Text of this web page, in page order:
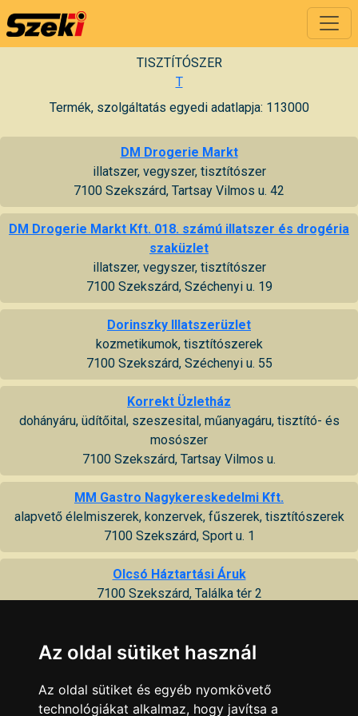
TISZTÍTÓSZER
T
Termék, szolgáltatás egyedi adatlapja: 113000
DM Drogerie Markt
illatszer, vegyszer, tisztítószer
7100 Szekszárd, Tartsay Vilmos u. 42
DM Drogerie Markt Kft. 018. számú illatszer és drogéria
szaküzlet
illatszer, vegyszer, tisztítószer
7100 Szekszárd, Széchenyi u. 19
Dorinszky Illatszerüzlet
kozmetikumok, tisztítószerek
7100 Szekszárd, Széchenyi u. 55
Korrekt Üzletház
dohányáru, üdítőital, szeszesital, műanyagáru, tisztító- és
mosószer
7100 Szekszárd, Tartsay Vilmos u.
MM Gastro Nagykereskedelmi Kft.
alapvető élelmiszerek, konzervek, fűszerek, tisztítószerek
7100 Szekszárd, Sport u. 1
Olcsó Háztartási Áruk
7100 Szekszárd, Találka tér 2
professzionális tisztítószerek az élet minden területére
Profi Parkett (Tarnai Kft.)
Az oldal sütiket használ
Az oldal sütiket és egyéb nyomkövető
technológiákat alkalmaz, hogy javítsa a